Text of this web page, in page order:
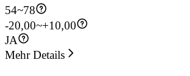
54~78
-20,00~+10,00
JA
Mehr Details